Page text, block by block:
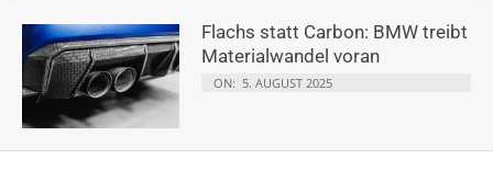
Flachs statt Carbon: BMW treibt
Materialwandel voran
ON: 5. AUGUST 2025